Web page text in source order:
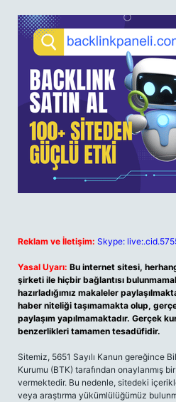
Reklam ve İletişim: Skype:
Yasal Uyarı: Bu internet sitesi,
şirketi ile hiçbir bağlantısı
hazırladığımız makaleler
haber niteliği taşımamakta olup,
paylaşım yapılmamaktadır. Gerçek
benzerlikleri tamamen tesadüfidir.
Sitemiz, 5651 Sayılı Kanun gereğince
Kurumu (BTK) tarafından onaylanmış
vermektedir. Bu nedenle, sitedeki
veya araştırma yükümlülüğümüz